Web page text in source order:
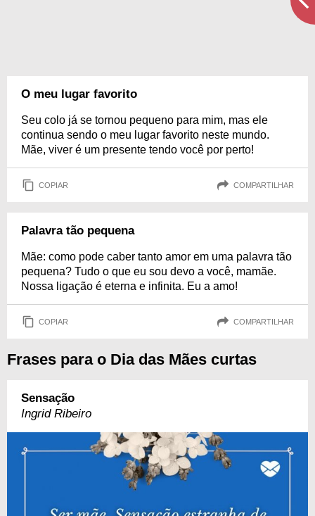
O meu lugar favorito
Seu colo já se tornou pequeno para mim, mas ele
continua sendo o meu lugar favorito neste mundo.
Mãe, viver é um presente tendo você por perto!
COPIAR COMPARTILHAR
Palavra tão pequena
Mãe: como pode caber tanto amor em uma palavra tão
pequena? Tudo o que eu sou devo a você, mamãe.
Nossa ligação é eterna e infinita. Eu a amo!
COPIAR COMPARTILHAR
Frases para o Dia das Mães curtas
Sensação
Ingrid Ribeiro